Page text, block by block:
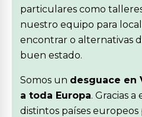
particulares como
nuestro equipo para
encontrar o alternativas
buen estado.
Somos un desguace en
a toda Europa. Gracias
distintos países